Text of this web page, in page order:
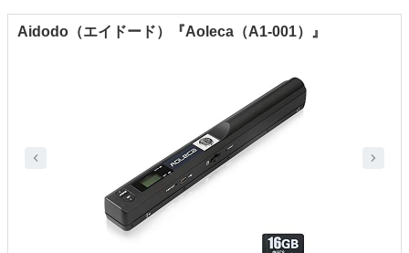
Aidodo（エイドード）『Aoleca（A1-001）』